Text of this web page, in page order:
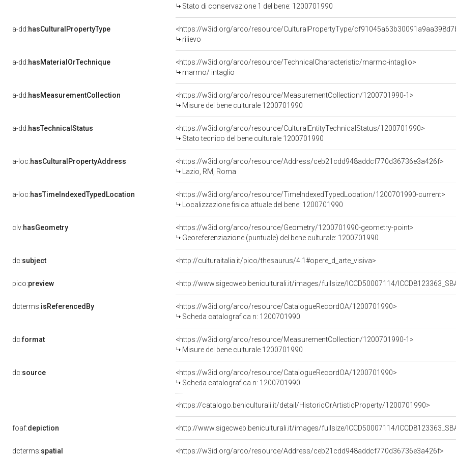
Stato di conservazione 1 del bene: 1200701990
a-dd:hasCulturalPropertyType
<https://w3id.org/arco/resource/CulturalPropertyType/
rilievo
a-dd:hasMaterialOrTechnique
<https://w3id.org/arco/resource/TechnicalCharacteristic/marmo-intaglio>
marmo/ intaglio
a-dd:hasMeasurementCollection
<https://w3id.org/arco/resource/MeasurementCollection/1200701990-1>
Misure del bene culturale 1200701990
a-dd:hasTechnicalStatus
<https://w3id.org/arco/resource/CulturalEntityTechnicalStatus/1200701990>
Stato tecnico del bene culturale 1200701990
a-loc:hasCulturalPropertyAddress
<https://w3id.org/arco/resource/Address/ceb21cdd948addcf770d36736e3a426f>
Lazio, RM, Roma
a-loc:hasTimeIndexedTypedLocation
<https://w3id.org/arco/resource/TimeIndexedTypedLocation/1200701990-current>
Localizzazione fisica attuale del bene: 1200701990
clv:hasGeometry
<https://w3id.org/arco/resource/Geometry/1200701990-geometry-point>
Georeferenziazione (puntuale) del bene culturale: 1200701990
dc:subject <http://culturaitalia.it/pico/thesaurus/4.1#opere_d_arte_visiva>
pico:preview <http://www.sigecweb.beniculturali.it/images/fullsize/ICCD50007114/
dcterms:isReferencedBy
<https://w3id.org/arco/resource/CatalogueRecordOA/1200701990>
Scheda catalografica n: 1200701990
dc:format
<https://w3id.org/arco/resource/MeasurementCollection/1200701990-1>
Misure del bene culturale 1200701990
dc:source
<https://w3id.org/arco/resource/CatalogueRecordOA/1200701990>
Scheda catalografica n: 1200701990
<https://catalogo.beniculturali.it/detail/HistoricOrArtisticProperty/1200701990>
foaf:depiction <http://www.sigecweb.beniculturali.it/images/fullsize/ICCD50007114/
dcterms:spatial <https://w3id.org/arco/resource/Address/ceb21cdd948addcf770d36736e3a426f>